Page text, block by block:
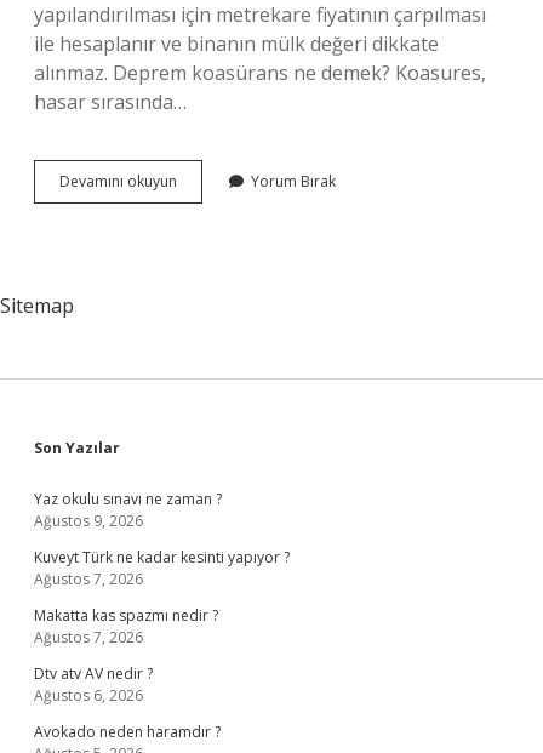
yapılandırılması için metrekare fiyatının çarpılması
ile hesaplanır ve binanın mülk değeri dikkate
alınmaz. Deprem koasürans ne demek? Koasures,
hasar sırasında…
Devamını okuyun Muhteviyat
Bedeli
Yorum Bırak
Sitemap
Sidebar
Son Yazılar
Yaz okulu sınavı ne zaman ?
Ağustos 9, 2026
Kuveyt Türk ne kadar kesinti yapıyor ?
Ağustos 7, 2026
Makatta kas spazmı nedir ?
Ağustos 7, 2026
Dtv atv AV nedir ?
Ağustos 6, 2026
Avokado neden haramdır ?